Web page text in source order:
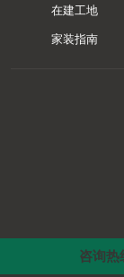
在建工地
家装指南
咨询热